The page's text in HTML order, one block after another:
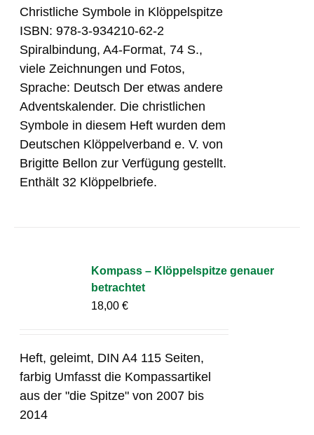
Christliche Symbole in Klöppelspitze
ISBN: 978-3-934210-62-2
Spiralbindung, A4-Format, 74 S.,
viele Zeichnungen und Fotos,
Sprache: Deutsch Der etwas andere
Adventskalender. Die christlichen
Symbole in diesem Heft wurden dem
Deutschen Klöppelverband e. V. von
Brigitte Bellon zur Verfügung gestellt.
Enthält 32 Klöppelbriefe.
Kompass – Klöppelspitze genauer
betrachtet
18,00€
Heft, geleimt, DIN A4 115 Seiten,
farbig Umfasst die Kompassartikel
aus der "die Spitze" von 2007 bis
2014